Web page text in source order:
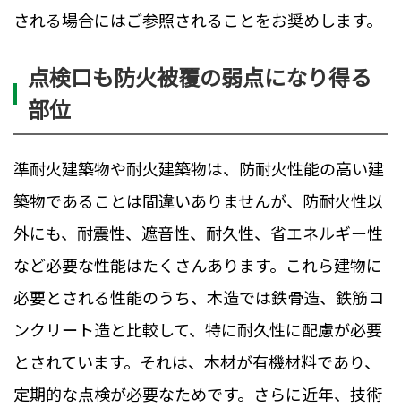
される場合にはご参照されることをお奨めします。
点検口も防火被覆の弱点になり得る
部位
準耐火建築物や耐火建築物は、防耐火性能の高い建
築物であることは間違いありませんが、防耐火性以
外にも、耐震性、遮音性、耐久性、省エネルギー性
など必要な性能はたくさんあります。これら建物に
必要とされる性能のうち、木造では鉄骨造、鉄筋コ
ンクリート造と比較して、特に耐久性に配慮が必要
とされています。それは、木材が有機材料であり、
定期的な点検が必要なためです。さらに近年、技術